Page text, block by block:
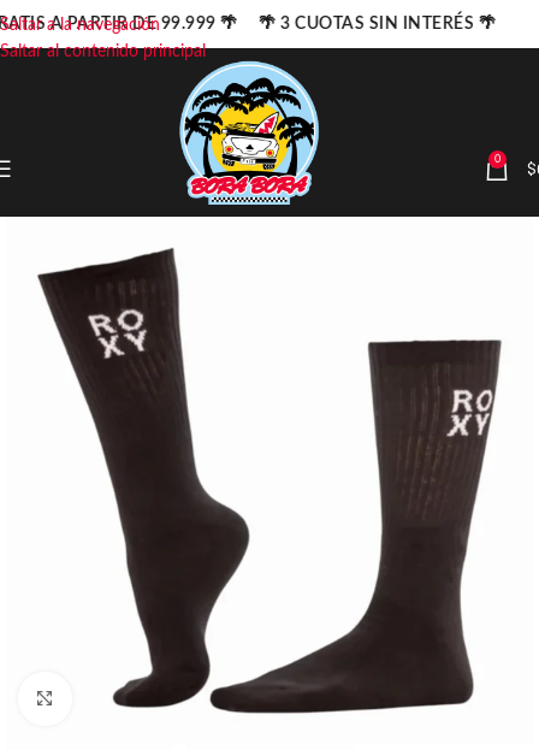
Saltar a la navegación
Saltar al contenido principal
0 $
Haga clic para ampliar
A PARTIR DE 99.999 🌴 🌴 3 CUOTAS SIN INTERÉS 🌴